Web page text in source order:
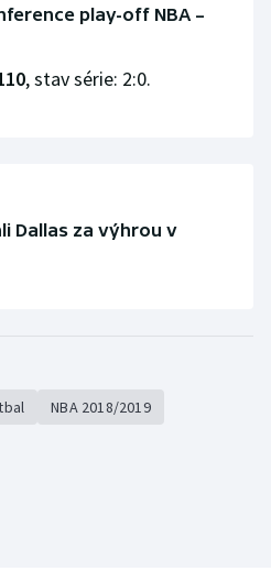
play-off NBA –
, stav série: 2:0.
Dallas za výhrou v
NBA 2018/2019